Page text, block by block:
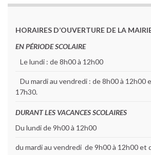
HORAIRES D’OUVERTURE DE LA
EN PÉRIODE SCOLAIRE
Le lundi : de 8h00 à 12h00
Du mardi au vendredi : de 8h00 à 12h00
17h30.
DURANT LES VACANCES SCOLAIRES
Du lundi de 9h00 à 12h00
du mardi au vendredi de 9h00 à 12h00 et